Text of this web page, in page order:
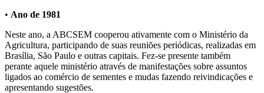
• Ano de 1981
Neste ano, a ABCSEM cooperou ativamente com o Ministério da
Agricultura, participando de suas reuniões periódicas, realizadas em
Brasília, São Paulo e outras capitais. Fez-se presente também
perante aquele ministério através de manifestações sobre assuntos
ligados ao comércio de sementes e mudas fazendo reivindicações e
apresentando sugestões.